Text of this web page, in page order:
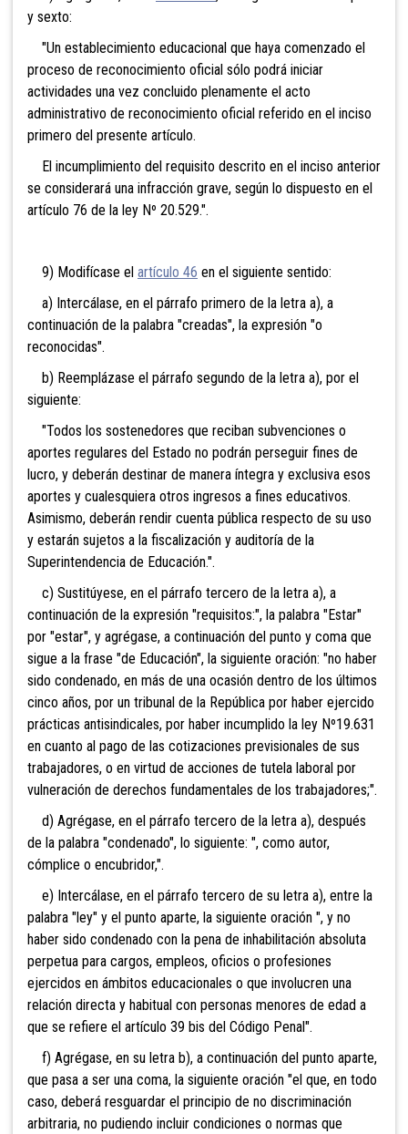
y sexto:
"Un establecimiento educacional que haya comenzado el
proceso de reconocimiento oficial sólo podrá iniciar
actividades una vez concluido plenamente el acto
administrativo de reconocimiento oficial referido en el inciso
primero del presente artículo.
El incumplimiento del requisito descrito en el inciso anterior
se considerará una infracción grave, según lo dispuesto en el
artículo 76 de la ley Nº 20.529.".
9) Modifícase el artículo 46 en el siguiente sentido:
a) Intercálase, en el párrafo primero de la letra a), a
continuación de la palabra "creadas", la expresión "o
reconocidas".
b) Reemplázase el párrafo segundo de la letra a), por el
siguiente:
"Todos los sostenedores que reciban subvenciones o
aportes regulares del Estado no podrán perseguir fines de
lucro, y deberán destinar de manera íntegra y exclusiva esos
aportes y cualesquiera otros ingresos a fines educativos.
Asimismo, deberán rendir cuenta pública respecto de su uso
y estarán sujetos a la fiscalización y auditoría de la
Superintendencia de Educación.".
c) Sustitúyese, en el párrafo tercero de la letra a), a
continuación de la expresión "requisitos:", la palabra "Estar"
por "estar", y agrégase, a continuación del punto y coma que
sigue a la frase "de Educación", la siguiente oración: "no haber
sido condenado, en más de una ocasión dentro de los últimos
cinco años, por un tribunal de la República por haber ejercido
prácticas antisindicales, por haber incumplido la ley Nº19.631
en cuanto al pago de las cotizaciones previsionales de sus
trabajadores, o en virtud de acciones de tutela laboral por
vulneración de derechos fundamentales de los trabajadores;".
d) Agrégase, en el párrafo tercero de la letra a), después
de la palabra "condenado", lo siguiente: ", como autor,
cómplice o encubridor,".
e) Intercálase, en el párrafo tercero de su letra a), entre la
palabra "ley" y el punto aparte, la siguiente oración ", y no
haber sido condenado con la pena de inhabilitación absoluta
perpetua para cargos, empleos, oficios o profesiones
ejercidos en ámbitos educacionales o que involucren una
relación directa y habitual con personas menores de edad a
que se refiere el artículo 39 bis del Código Penal".
f) Agrégase, en su letra b), a continuación del punto aparte,
que pasa a ser una coma, la siguiente oración "el que, en todo
caso, deberá resguardar el principio de no discriminación
arbitraria, no pudiendo incluir condiciones o normas que